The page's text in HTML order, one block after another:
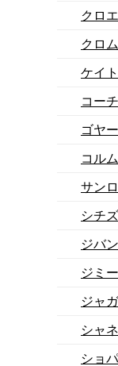
クロエ
クロ
ケイ
コーチ
ゴヤ
コルム
サン
シチ
ジバ
ジミ
ジャ
シャ
ショ